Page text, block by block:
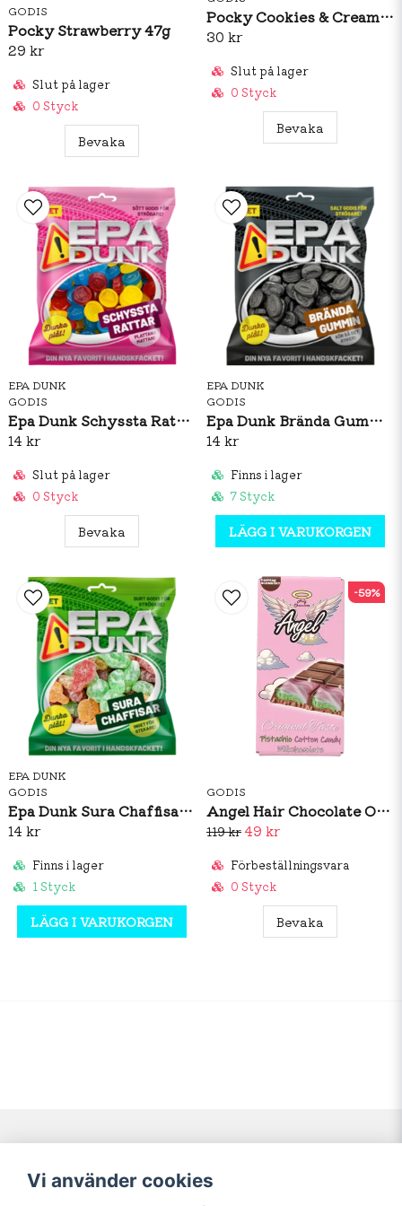
GODIS
Pocky Strawberry 47g
29 kr
Slut på lager
0 Styck
Bevaka
Pocky Cookies & Cream 45g
30 kr
Slut på lager
0 Styck
Bevaka
EPA DUNK
GODIS
Epa Dunk Schyssta Rattar 80g
14 kr
Slut på lager
0 Styck
Bevaka
EPA DUNK
GODIS
Epa Dunk Brända Gummin 80g
14 kr
Finns i lager
7 Styck
LÄGG I VARUKORGEN
EPA DUNK
GODIS
Epa Dunk Sura Chaffisar 80g
14 kr
Finns i lager
1 Styck
LÄGG I VARUKORGEN
GODIS
Angel Hair Chocolate Original Taste 100g
119 kr 49 kr
Förbeställningsvara
0 Styck
Bevaka
-59%
Navigering Mitt konto
Logga in
Vi använder cookies